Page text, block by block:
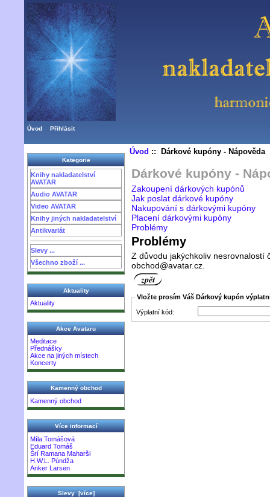
Úvod Přihlásit
Kategorie
Knihy nakladatelství
AVATAR
Audio AVATAR
Video AVATAR
Knihy jiných nakladatelství
Antikvariát
Slevy ...
Všechno zboží ...
Aktuality
Aktuality
Akce Avataru
Meditace
Přednášky
Akce na jiných místech
Koncerty
Kamenný obchod
Kamenný obchod
Více informací
Míla Tomášová
Eduard Tomáš
Šrí Ramana Maharši
H.W.L. Púndža
Anker Larsen
Slevy [více]
Úvod :: Dárkové kupóny - Nápověda
Dárkové kupóny -
Zakoupení dárkových kupónů
Jak poslat dárkové kupóny
Nakupování s dárkovými kupóny
Placení dárkovými kupóny
Problémy
Problémy
Z důvodu jakýchkoliv nesrovnalostí
obchod@avatar.cz.
Vložte prosím Váš Dárkový kupón
Výplatní kód: